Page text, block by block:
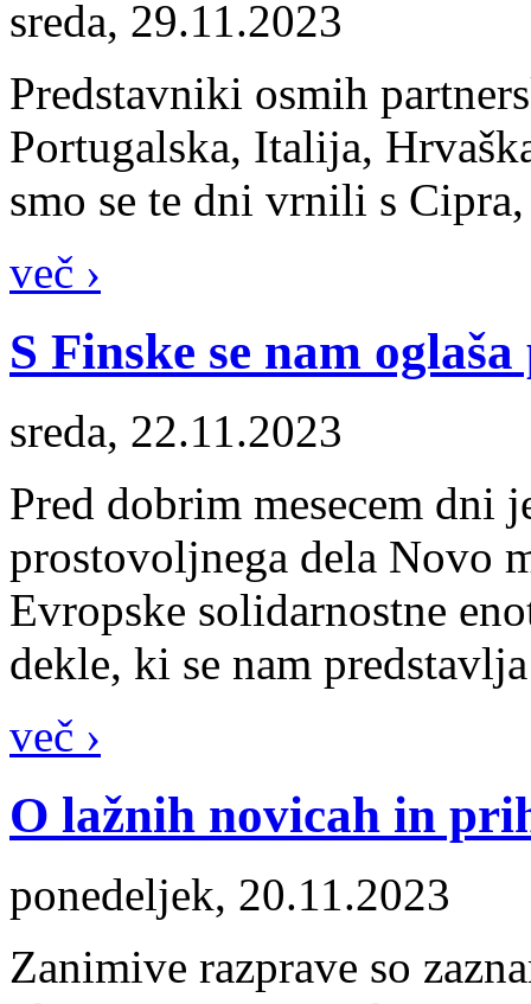
sreda, 29.11.2023
Predstavniki osmih
Portugalska, Italija,
smo se te dni vrnili s
več ›
S Finske se nam
sreda, 22.11.2023
Pred dobrim mesecem dni
prostovoljnega dela Novo
Evropske solidarnostne
dekle, ki se nam
več ›
O lažnih novicah in
ponedeljek, 20.11.2023
Zanimive razprave so